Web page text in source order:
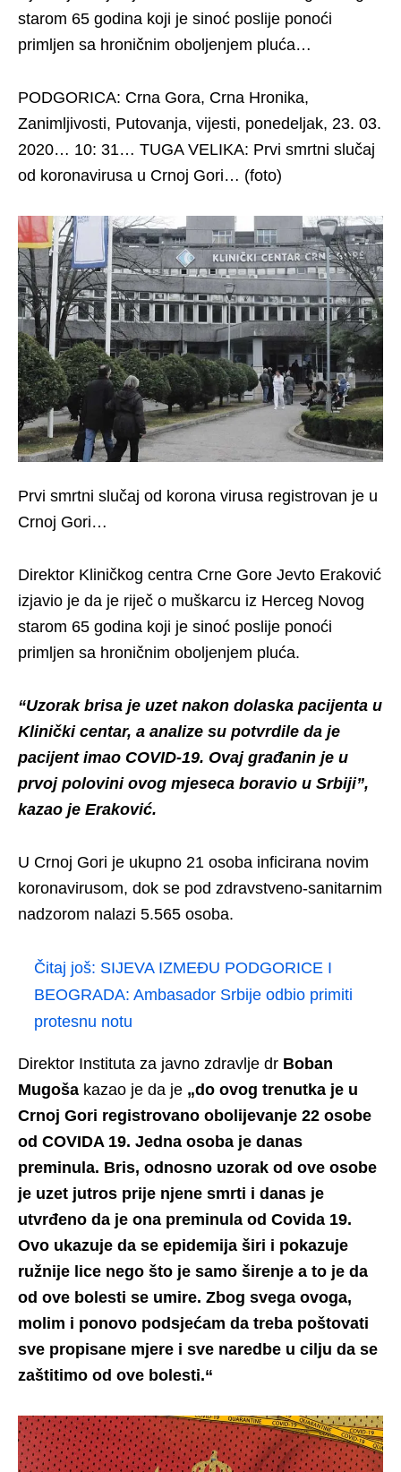
starom 65 godina koji je sinoć poslije ponoći
primljen sa hroničnim oboljenjem pluća…
PODGORICA: Crna Gora, Crna Hronika,
Zanimljivosti, Putovanja, vijesti, ponedeljak, 23. 03.
2020… 10: 31… TUGA VELIKA: Prvi smrtni slučaj
od koronavirusa u Crnoj Gori… (foto)
Prvi smrtni slučaj od korona virusa registrovan je u
Crnoj Gori…
Direktor Kliničkog centra Crne Gore Jevto Eraković
izjavio je da je riječ o muškarcu iz Herceg Novog
starom 65 godina koji je sinoć poslije ponoći
primljen sa hroničnim oboljenjem pluća.
“Uzorak brisa je uzet nakon dolaska pacijenta u
Klinički centar, a analize su potvrdile da je
pacijent imao COVID-19. Ovaj građanin je u
prvoj polovini ovog mjeseca boravio u Srbiji”,
kazao je Eraković.
U Crnoj Gori je ukupno 21 osoba inficirana novim
koronavirusom, dok se pod zdravstveno-sanitarnim
nadzorom nalazi 5.565 osoba.
Čitaj još: SIJEVA IZMEĐU PODGORICE I
BEOGRADA: Ambasador Srbije odbio primiti
protesnu notu
Direktor Instituta za javno zdravlje dr Boban
Mugoša kazao je da je „do ovog trenutka je u
Crnoj Gori registrovano obolijevanje 22 osobe
od COVIDA 19. Jedna osoba je danas
preminula. Bris, odnosno uzorak od ove osobe
je uzet jutros prije njene smrti i danas je
utvrđeno da je ona preminula od Covida 19.
Ovo ukazuje da se epidemija širi i pokazuje
ružnije lice nego što je samo širenje a to je da
od ove bolesti se umire. Zbog svega ovoga,
molim i ponovo podsjećam da treba poštovati
sve propisane mjere i sve naredbe u cilju da se
zaštitimo od ove bolesti.“